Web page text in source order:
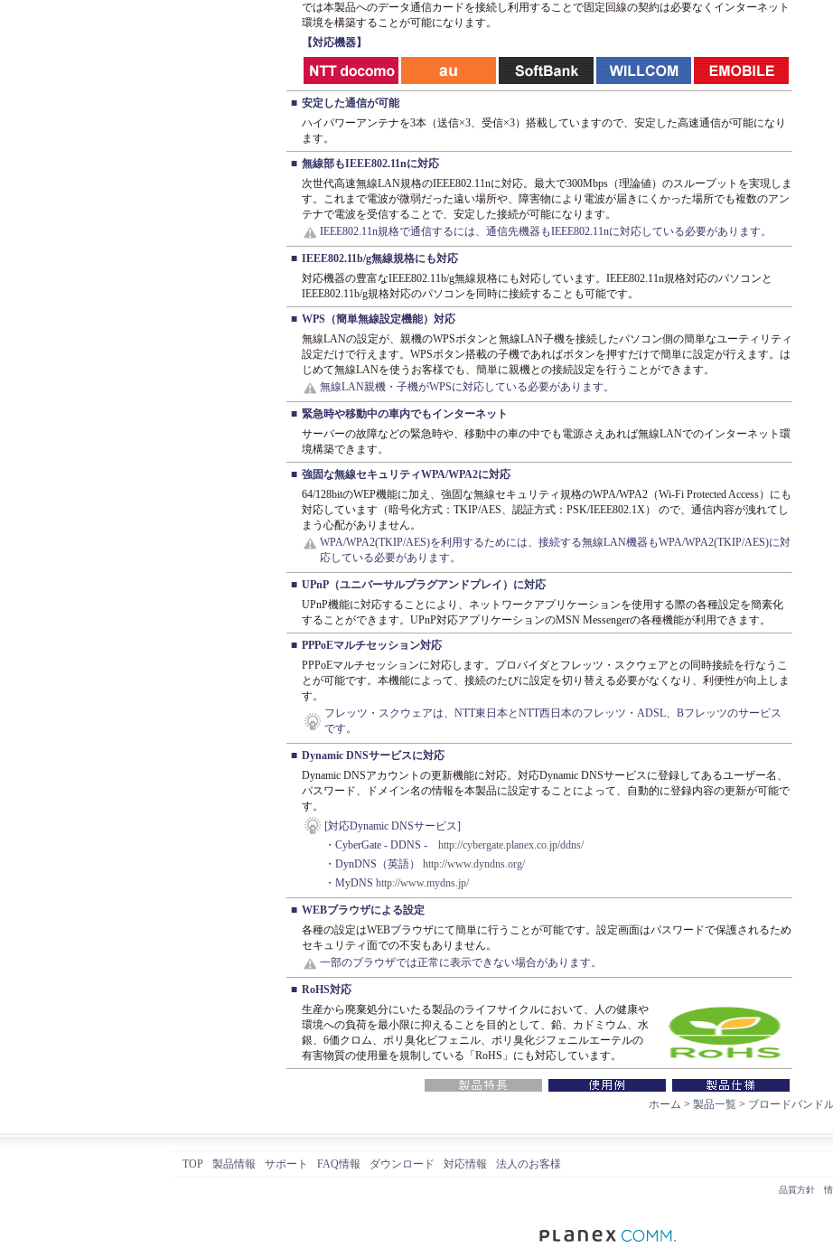
では本製品へのデータ通信カードを接続し利用することで固定回線の契約は必要なくインターネット
環境を構築することが可能になります。
【対応機器】
■ 安定した通信が可能
ハイパワーアンテナを3本（送信×3、受信×3）搭載していますので、安定した高速通信が可能になり
ます。
■ 無線部もIEEE802.11nに対応
次世代高速無線LAN規格のIEEE802.11nに対応。最大で300Mbps（理論値）のスループットを実現しま
す。これまで電波が微弱だった遠い場所や、障害物により電波が届きにくかった場所でも複数のアン
テナで電波を受信することで、安定した接続が可能になります。
IEEE802.11n規格で通信するには、通信先機器もIEEE802.11nに対応している必要があります。
■ IEEE802.11b/g無線規格にも対応
対応機器の豊富なIEEE802.11b/g無線規格にも対応しています。IEEE802.11n規格対応のパソコンと
IEEE802.11b/g規格対応のパソコンを同時に接続することも可能です。
■ WPS（簡単無線設定機能）対応
無線LANの設定が、親機のWPSボタンと無線LAN子機を接続したパソコン側の簡単なユーティリティ
設定だけで行えます。WPSボタン搭載の子機であればボタンを押すだけで簡単に設定が行えます。は
じめて無線LANを使うお客様でも、簡単に親機との接続設定を行うことができます。
無線LAN親機・子機がWPSに対応している必要があります。
■ 緊急時や移動中の車内でもインターネット
サーバーの故障などの緊急時や、移動中の車の中でも電源さえあれば無線LANでのインターネット環
境構築できます。
■ 強固な無線セキュリティWPA/WPA2に対応
64/128bitのWEP機能に加え、強固な無線セキュリティ規格のWPA/WPA2（Wi-Fi Protected Access）にも
対応しています（暗号化方式：TKIP/AES、認証方式：PSK/IEEE802.1X） ので、通信内容が洩れてし
まう心配がありません。
WPA/WPA2(TKIP/AES)を利用するためには、接続する無線LAN機器もWPA/WPA2(TKIP/AES)に対
応している必要があります。
■ UPnP（ユニバーサルプラグアンドプレイ）に対応
UPnP機能に対応することにより、ネットワークアプリケーションを使用する際の各種設定を簡素化
することができます。UPnP対応アプリケーションのMSN Messengerの各種機能が利用できます。
■ PPPoEマルチセッション対応
PPPoEマルチセッションに対応します。プロバイダとフレッツ・スクウェアとの同時接続を行なうこ
とが可能です。本機能によって、接続のたびに設定を切り替える必要がなくなり、利便性が向上しま
す。
フレッツ・スクウェアは、NTT東日本とNTT西日本のフレッツ・ADSL、Bフレッツのサービス
です。
■ Dynamic DNSサービスに対応
Dynamic DNSアカウントの更新機能に対応。対応Dynamic DNSサービスに登録してあるユーザー名、
パスワード、ドメイン名の情報を本製品に設定することによって、自動的に登録内容の更新が可能で
す。
[対応Dynamic DNSサービス]
・CyberGate - DDNS - http://cybergate.planex.co.jp/ddns/
・DynDNS（英語） http://www.dyndns.org/
・MyDNS http://www.mydns.jp/
■ WEBブラウザによる設定
各種の設定はWEBブラウザにて簡単に行うことが可能です。設定画面はパスワードで保護されるため
セキュリティ面での不安もありません。
一部のブラウザでは正常に表示できない場合があります。
■ RoHS対応
生産から廃棄処分にいたる製品のライフサイクルにおいて、人の健康や
環境への負荷を最小限に抑えることを目的として、鉛、カドミウム、水
銀、6価クロム、ポリ臭化ビフェニル、ポリ臭化ジフェニルエーテルの
有害物質の使用量を規制している「RoHS」にも対応しています。
ホーム > 製品一覧 > ブロードバンド
TOP 製品情報 サポート FAQ情報 ダウンロード 対応情報 法人のお客様
品質方針